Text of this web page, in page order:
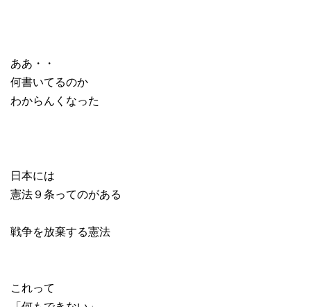
ああ・・
何書いてるのか
わからんくなった
日本には
憲法９条ってのがある
戦争を放棄する憲法
これって